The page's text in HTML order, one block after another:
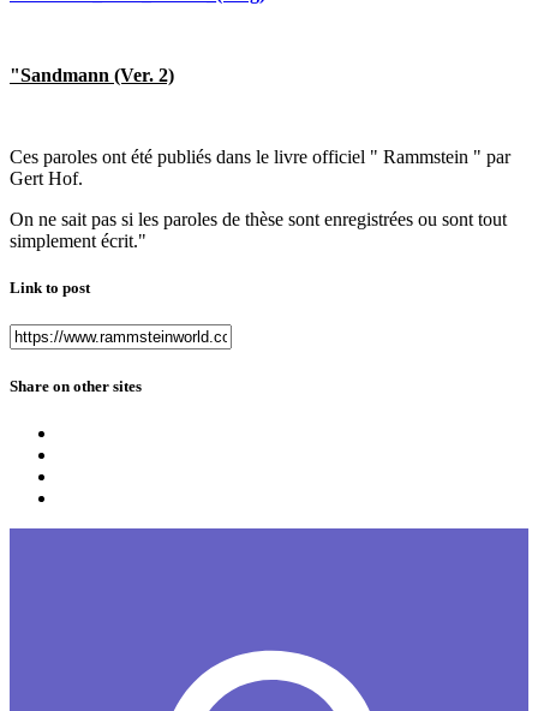
"Sandmann (Ver. 2)
Ces paroles ont été publiés dans le livre officiel " Rammstein " par
Gert Hof.
On ne sait pas si les paroles de thèse sont enregistrées ou sont tout
simplement écrit."
Link to post
Share on other sites